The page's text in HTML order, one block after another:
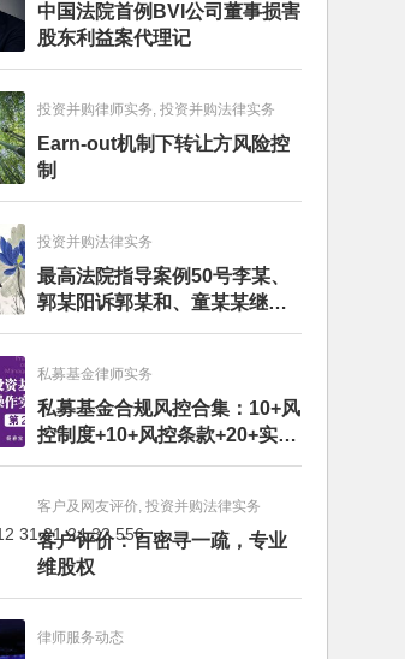
中国法院首例BVI公司董事损害
股东利益案代理记
投资并购律师实务, 投资并购法律实务
Earn-out机制下转让方风险控
制
投资并购法律实务
最高法院指导案例50号李某、
郭某阳诉郭某和、童某某继承
纠纷案
私募基金律师实务
私募基金合规风控合集：10+风
控制度+10+风控条款+20+实务
文章+每月动态
客户及网友评价, 投资并购法律实务
客户评价：百密寻一疏，专业
维股权
律师服务动态